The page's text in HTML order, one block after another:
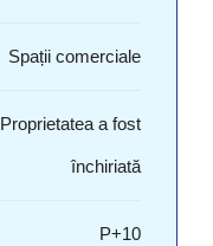
Spații comerciale
Proprietatea a fost
închiriată
P+10